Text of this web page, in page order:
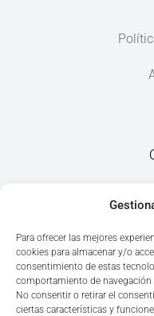
Para ofrecer las mejores
cookies para almacenar y/o
consentimiento de estas
comportamiento de
No consentir o retirar el
ciertas características y
Av. del Mar,